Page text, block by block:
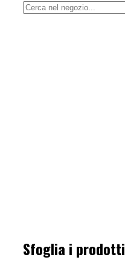
Sfoglia i prodotti